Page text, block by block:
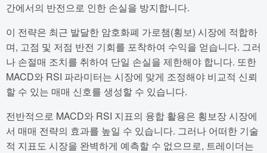
간에서의 반전으로 인한 손실을 방지합니다.
이 전략은 최근 발달한 암호화폐 가로챔(횡보) 시장에 적합하
며, 고점 및 저점 반전 기회를 포착하여 수익을 얻습니다. 그러
나 손절매 조치를 취하여 단일 손실을 제한해야 합니다. 또한
MACD와 RSI 파라미터는 시장에 맞게 조정해야 비교적 신뢰
할 수 있는 매매 신호를 생성할 수 있습니다.
전반적으로 MACD와 RSI 지표의 융합 활용은 횡보장 시장에
서 매매 전략의 효과를 높일 수 있습니다. 그러나 어떠한 기술
적 지표도 시장을 완벽하게 예측할 수 없으므로, 트레이더는